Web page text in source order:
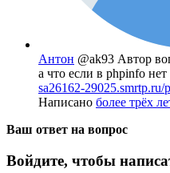
Антон @ak93 Автор
а что если в phpinfo
sa26162-29025.smrtp.ru/
Написано более трёх
Ваш ответ на вопрос
Войдите, чтобы